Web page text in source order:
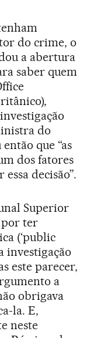
do crime, o
a abertura
saber quem
do
que “as
dos fatores
decisão”.
Superior
por ter
(‘public
investigação
este parecer,
a
obrigava
la. E,
neste